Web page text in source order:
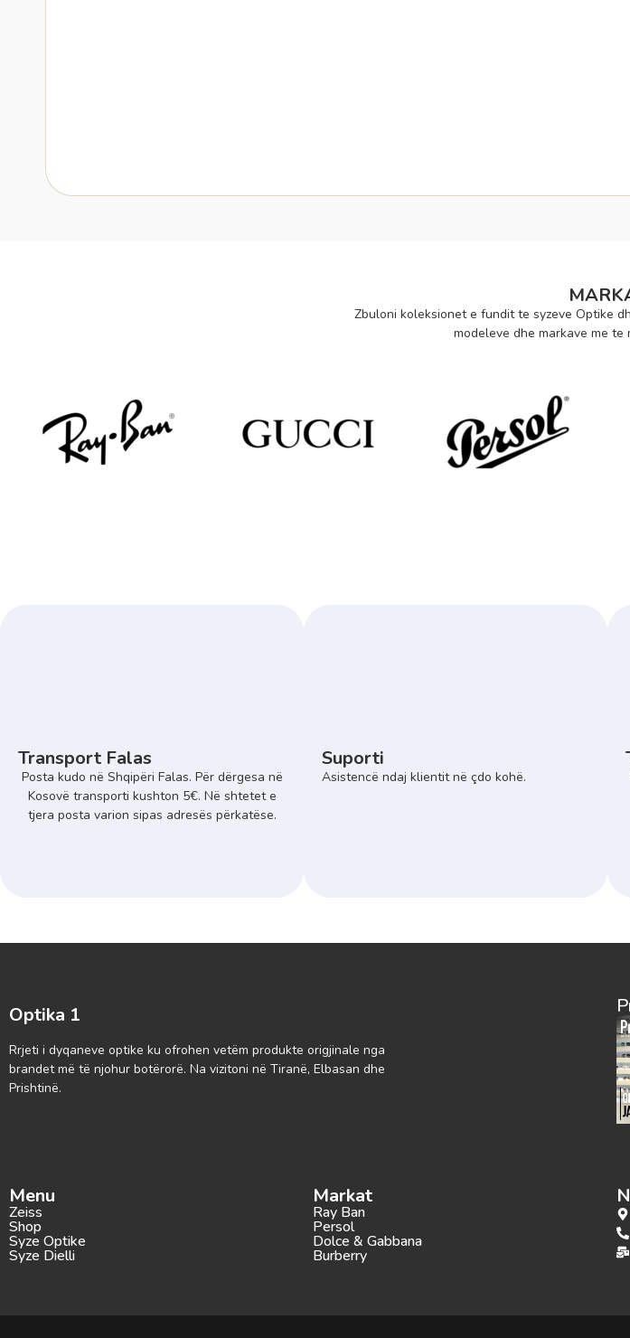
Zbuloni koleksionet e fundit te syzeve Optike
modeleve dhe markave me te
Transport Falas
Posta kudo në Shqipëri Falas. Për dërgesa në
Kosovë transporti kushton 5€. Në shtetet e
tjera posta varion sipas adresës përkatëse.
Suporti
Asistencë ndaj klientit në çdo kohë.
Optika 1
Rrjeti i dyqaneve optike ku ofrohen vetëm produkte origjinale nga
brandet më të njohur botërorë. Na vizitoni në Tiranë, Elbasan dhe
Prishtinë.
Menu
Zeiss
Shop
Syze Optike
Syze Dielli
Markat
Ray Ban
Persol
Dolce & Gabbana
Burberry